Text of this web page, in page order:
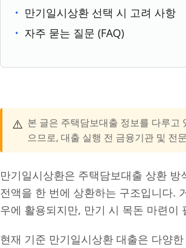
만기일시상환 선택 시 고려 사항
자주 묻는 질문 (FAQ)
⚠️ 본 글은 주택담보대출 정보를 다루고
으므로, 대출 실행 전 금융기관 및 전
만기일시상환은 주택담보대출 상환
전액을 한 번에 상환하는 구조입니다.
우에 활용되지만, 만기 시 목돈 마련이
현재 기준 만기일시상환 대출은 다양